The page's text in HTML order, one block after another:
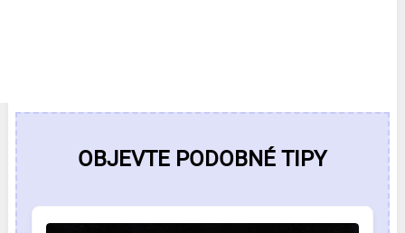
OBJEVTE PODOBNÉ TIPY